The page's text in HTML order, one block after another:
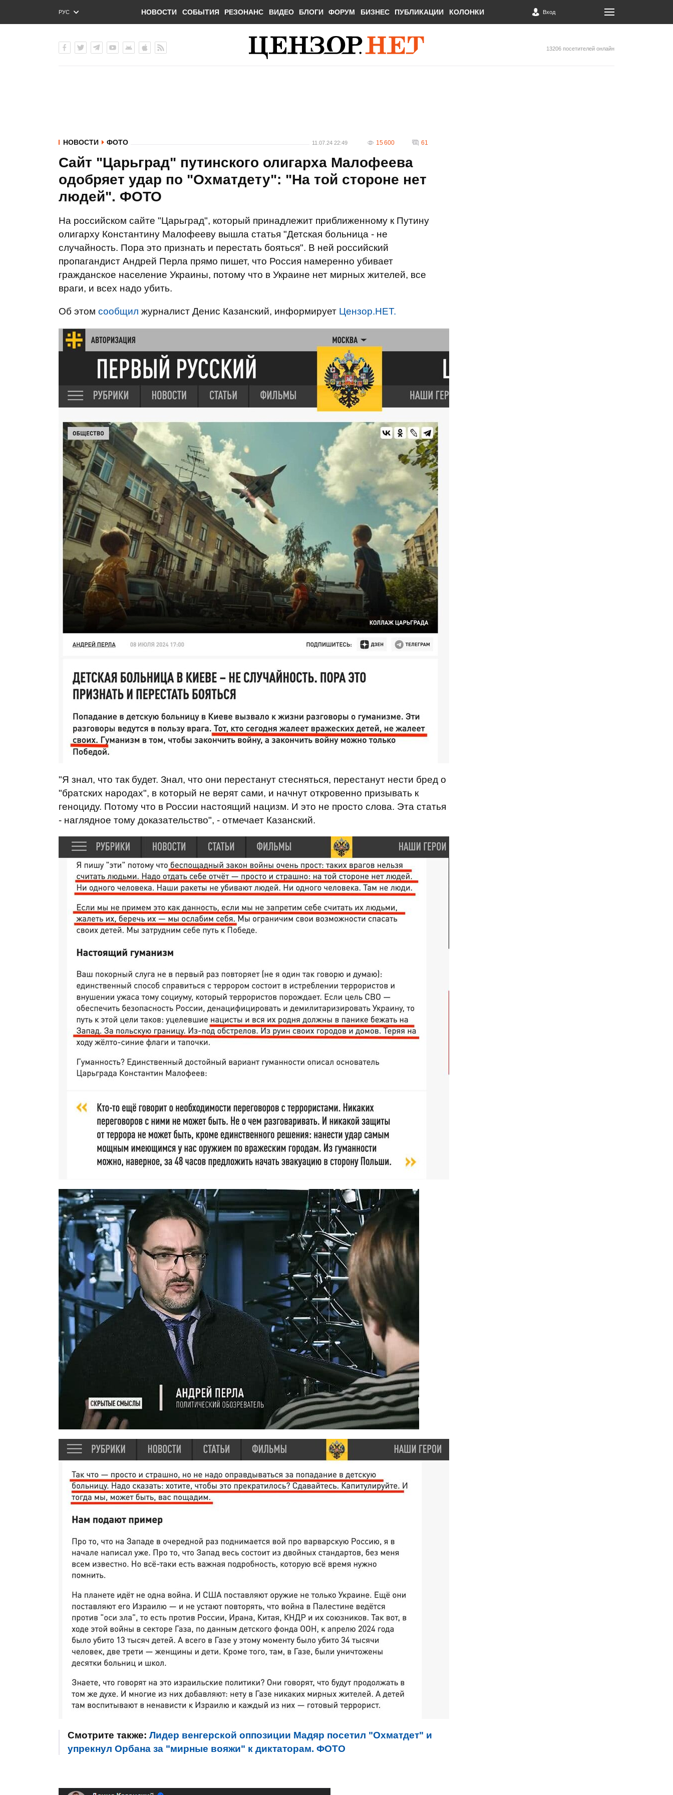
РУС
ENG
НОВОСТИ СОБЫТИЯ РЕЗОНАНС ВИДЕО БЛОГИ ФОРУМ БИЗНЕС ПУБЛИКАЦИИ КОЛОНКИ Вход
13206 посетителей онлайн
НОВОСТИ ФОТО 11.07.24 22:49 15 600 61
Сайт "Царьград" путинского олигарха Малофеева
одобряет удар по "Охматдету": "На той стороне нет
людей". ФОТО
На российском сайте "Царьград", который принадлежит приближенному к Путину
олигарху Константину Малофееву вышла статья "Детская больница - не
случайность. Пора это признать и перестать бояться". В ней российский
пропагандист Андрей Перла прямо пишет, что Россия намеренно убивает
гражданское население Украины, потому что в Украине нет мирных жителей, все
враги, и всех надо убить.
Об этом сообщил журналист Денис Казанский, информирует Цензор.НЕТ.
"Я знал, что так будет. Знал, что они перестанут стесняться, перестанут нести бред о
"братских народах", в который не верят сами, и начнут откровенно призывать к
геноциду. Потому что в России настоящий нацизм. И это не просто слова. Эта статья
- наглядное тому доказательство", - отмечает Казанский.
Смотрите также: Лидер венгерской оппозиции Мадяр посетил "Охматдет" и
упрекнул Орбана за "мирные вояжи" к диктаторам. ФОТО